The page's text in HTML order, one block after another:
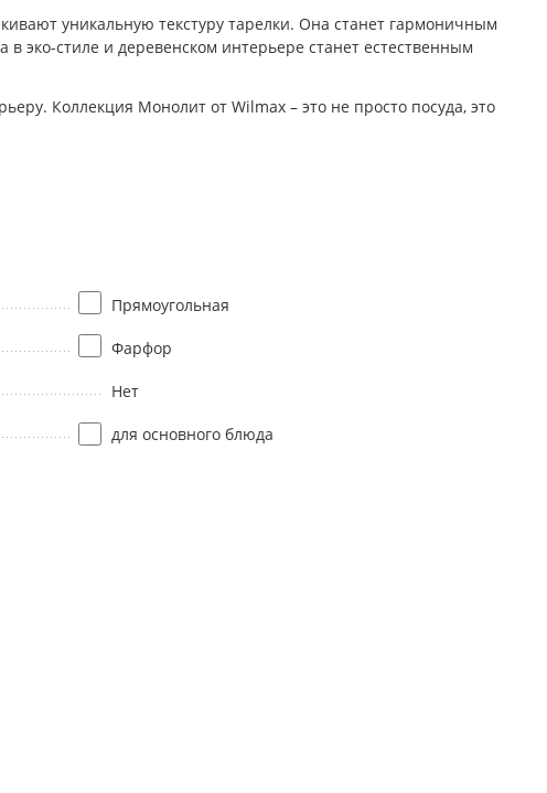
уникальную текстуру тарелки. Она станет гармоничным
эко-стиле и деревенском интерьере станет естественным
Коллекция Монолит от Wilmax – это не просто посуда, это
Прямоугольная
Фарфор
Нет
для основного блюда